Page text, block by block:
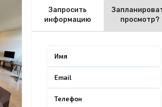
Запросить
информацию
просмотр?